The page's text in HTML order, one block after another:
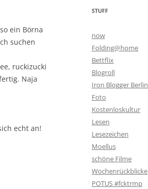
ein Börna
suchen
ruckizucki
Naja
echt an!
STUFF
now
Folding@home
Bettflix
Blogroll
Iron Blogger Berlin
Foto
Kostenloskultur
Lesen
Lesezeichen
Moellus
schöne Filme
Wochenrückblicke
POTUS #fcktrmp